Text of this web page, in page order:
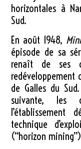
horizontales à
Sud.
En août 1948,
épisode de sa
renaît de ses
redéveloppement
de Galles du
suivante, les
technique
(“horizon